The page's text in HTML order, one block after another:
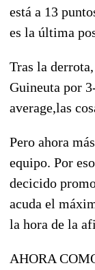
está a 13
es la última
Tras la
Guineuta por
average,las
Pero ahora
equipo. Por
decicido
acuda el
la hora de la
AHORA